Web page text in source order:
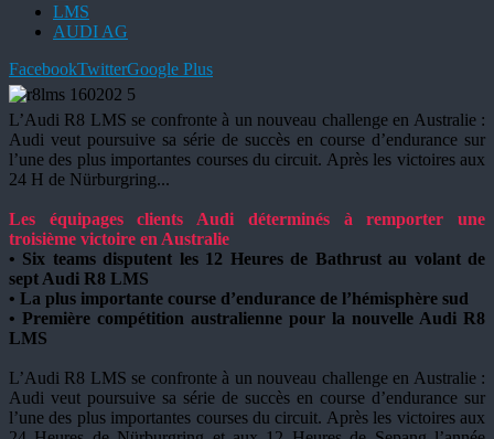
LMS
AUDI AG
FacebookTwitterGoogle Plus
L’Audi R8 LMS se confronte à un nouveau challenge en Australie :
Audi veut poursuive sa série de succès en course d’endurance sur
l’une des plus importantes courses du circuit. Après les victoires aux
24 H de Nürburgring...
Les équipages clients Audi déterminés à remporter une
troisième victoire en Australie
• Six teams disputent les 12 Heures de Bathrust au volant de
sept Audi R8 LMS
• La plus importante course d’endurance de l’hémisphère sud
• Première compétition australienne pour la nouvelle Audi R8
LMS
L’Audi R8 LMS se confronte à un nouveau challenge en Australie :
Audi veut poursuive sa série de succès en course d’endurance sur
l’une des plus importantes courses du circuit. Après les victoires aux